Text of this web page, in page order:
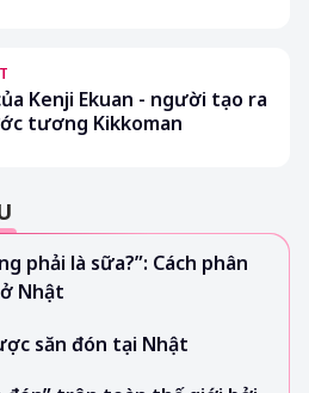
Kenji Ekuan - người tạo ra
tương Kikkoman
phải là sữa?”: Cách phân
Nhật
săn đón tại Nhật